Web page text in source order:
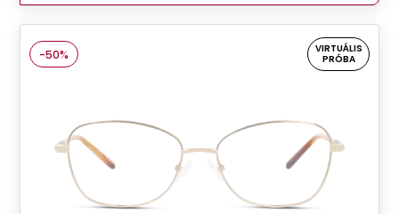
-50%
VIRTUÁLIS
PRÓBA